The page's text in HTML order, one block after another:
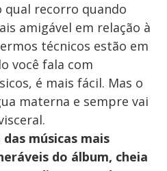
qual recorro quando
amigável em relação à
técnicos estão em
você fala com
é mais fácil. Mas o
materna e sempre vai
músicas mais
do álbum, cheia